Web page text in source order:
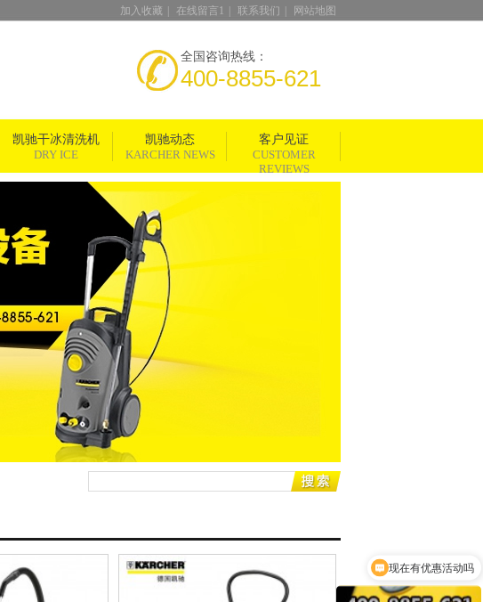
加入收藏 在线留言1 联系我们 网站地图
全国咨询热线：
400-8855-621
凯驰干冰清洗机 凯驰动态
客户见证
DRY ICE KARCHER NEWS
CUSTOMER
REVIEWS
现在有优惠活动吗